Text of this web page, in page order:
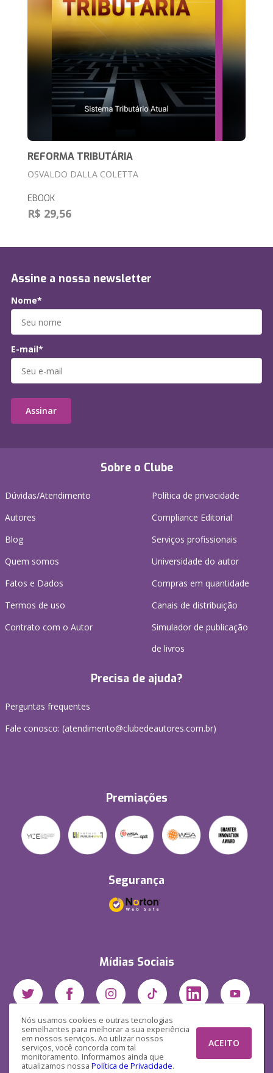
Nós usamos cookies e outras tecnologias
semelhantes para melhorar a sua experiência
em nossos serviços. Ao utilizar nossos
serviços, você concorda com tal
monitoramento. Informamos ainda que
atualizamos nossa Política de Privacidade.
ACEITO
REFORMA TRIBUTÁRIA
OSVALDO DALLA COLETTA
EBOOK
R$ 29,56
Sobre o Clube
Dúvidas/Atendimento
Autores
Blog
Quem somos
Fatos e Dados
Termos de uso
Contrato com o Autor
Política de privacidade
Compliance Editorial
Serviços profissionais
Universidade do autor
Compras em quantidade
Canais de distribuição
Simulador de publicação
de livros
Precisa de ajuda?
Perguntas frequentes
Fale conosco: (atendimento@clubedeautores.com.br)
Premiações
Segurança
Mídias Sociais
Assine a nossa newsletter
Nome*
E-mail*
Assinar